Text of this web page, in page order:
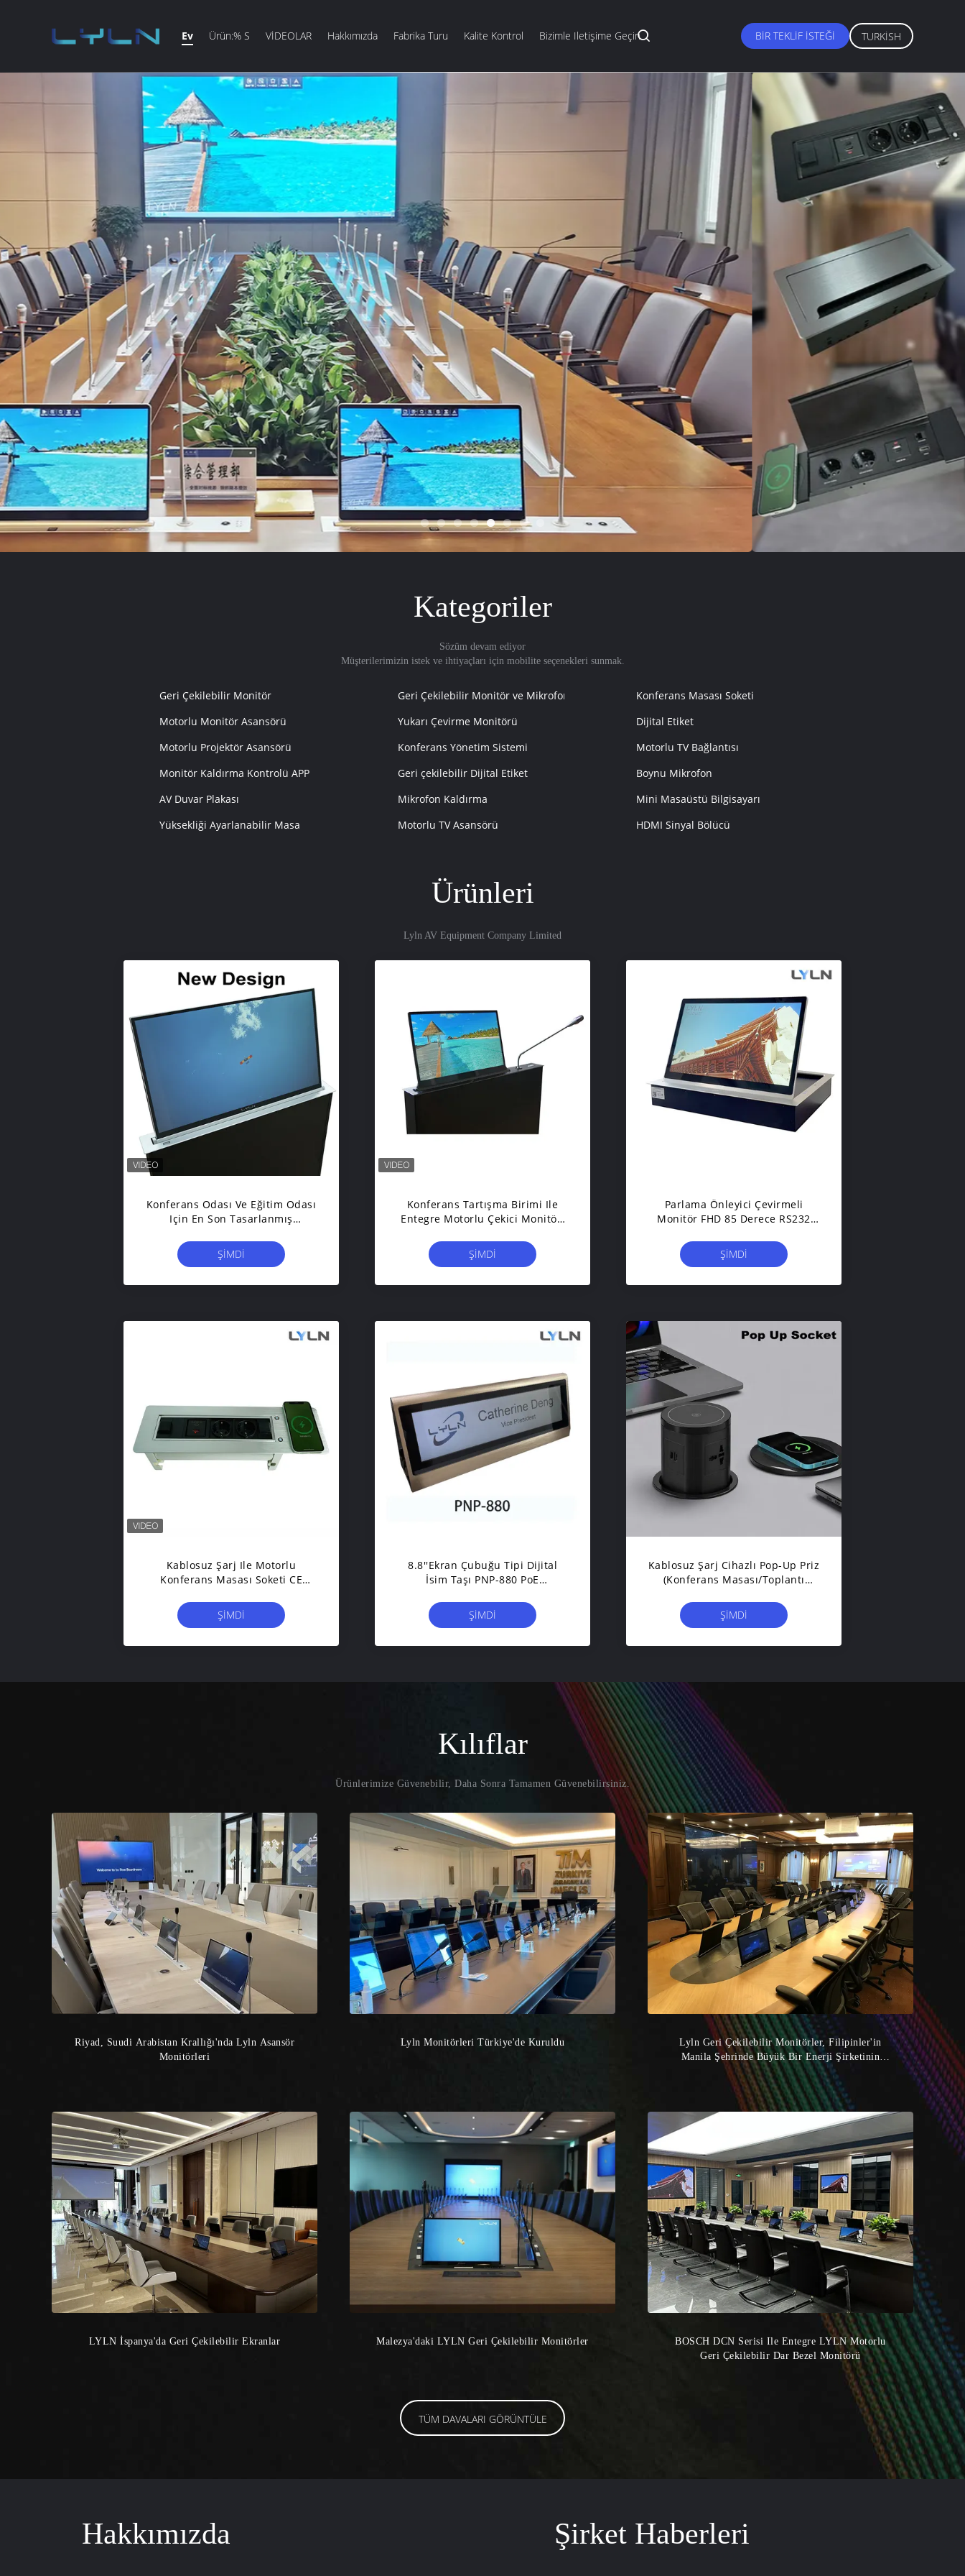
Ev Ürün:% S VİDEOLAR Hakkımızda Fabrika Turu Kalite Kontrol Bizimle Iletişime Geçin BIR TEKLIF ISTEĞI TURKISH
Kategoriler
Sözüm devam ediyor
Müşterilerimizin istek ve ihtiyaçları için mobilite seçenekleri sunmak.
Geri Çekilebilir Monitör Geri Çekilebilir Monitör ve Mikrofon
Konferans Masası Soketi
Motorlu Monitör Asansörü
Yukarı Çevirme Monitörü
Dijital Etiket
Motorlu Projektör Asansörü
Konferans Yönetim Sistemi
Motorlu TV Bağlantısı
Monitör Kaldırma Kontrolü APP
Geri çekilebilir Dijital Etiket
Boynu Mikrofon
AV Duvar Plakası
Mikrofon Kaldırma
Mini Masaüstü Bilgisayarı
Yüksekliği Ayarlanabilir Masa
Motorlu TV Asansörü HDMI Sinyal Bölücü
Ürünleri
Lyln AV Equipment Company Limited
Konferans Odası Ve Eğitim Odası
Için En Son Tasarlanmış
ŞIMDI
Konferans Tartışma Birimi Ile
Entegre Motorlu Çekici Monitör,
ŞIMDI
Parlama Önleyici Çevirmeli
Monitör FHD 85 Derece RS232
ŞIMDI
Kablosuz Şarj Ile Motorlu
Konferans Masası Soketi CE
ŞIMDI
8.8''Ekran Çubuğu Tipi Dijital
İsim Taşı PNP-880 PoE
Yönetilen
ŞIMDI
Kablosuz Şarj Cihazlı Pop-Up Priz
(Konferans Masası/Toplantı
ŞIMDI
Kılıflar
Ürünlerimize Güvenebilir, Daha Sonra Tamamen Güvenebilirsiniz.
Riyad, Suudi Arabistan Krallığı'nda Lyln Asansör
Monitörleri
Lyln Monitörleri Türkiye'de Kuruldu
Lyln Geri Çekilebilir Monitörler, Filipinler'in
Manila Şehrinde Büyük Bir Enerji Şirketinin
Toplantı Odasında Kullanılmaktadır.
LYLN İspanya'da Geri Çekilebilir Ekranlar Malezya'daki LYLN Geri Çekilebilir Monitörler
BOSCH DCN Serisi Ile Entegre LYLN Motorlu
Geri Çekilebilir Dar Bezel Monitörü
TÜM DAVALARI GÖRÜNTÜLE
Hakkımızda Şirket Haberleri